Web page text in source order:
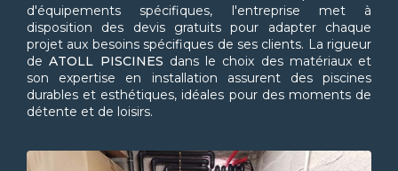
d'équipements spécifiques, l'entreprise met à
disposition des devis gratuits pour adapter chaque
projet aux besoins spécifiques de ses clients. La rigueur
deATOLL PISCINES dans le choix des matériaux et
son expertise en installation assurent des piscines
durables et esthétiques, idéales pour des moments de
détente et de loisirs.